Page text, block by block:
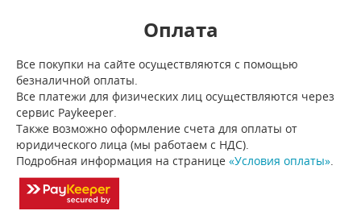
Оплата
Все покупки на сайте осуществляются с помощью
безналичной оплаты.
Все платежи для физических лиц осуществляются через
сервис Paykeeper.
Также возможно оформление счета для оплаты от
юридического лица (мы работаем с НДС).
Подробная информация на странице «Условия оплаты».